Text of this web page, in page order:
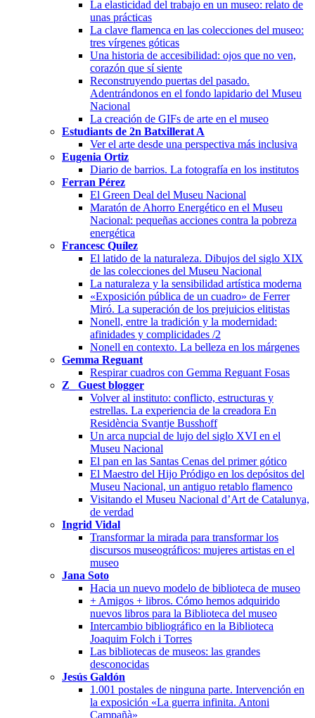
La elasticidad del trabajo en un museo: relato de
unas prácticas
La clave flamenca en las colecciones del museo:
tres vírgenes góticas
Una historia de accesibilidad: ojos que no ven,
corazón que sí siente
Reconstruyendo puertas del pasado.
Adentrándonos en el fondo lapidario del Museu
Nacional
La creación de GIFs de arte en el museo
Estudiants de 2n Batxillerat A
Ver el arte desde una perspectiva más inclusiva
Eugenia Ortiz
Diario de barrios. La fotografía en los institutos
Ferran Pérez
El Green Deal del Museu Nacional
Maratón de Ahorro Energético en el Museu
Nacional: pequeñas acciones contra la pobreza
energética
Francesc Quílez
El latido de la naturaleza. Dibujos del siglo XIX
de las colecciones del Museu Nacional
La naturaleza y la sensibilidad artística moderna
«Exposición pública de un cuadro» de Ferrer
Miró. La superación de los prejuicios elitistas
Nonell, entre la tradición y la modernidad:
afinidades y complicidades /2
Nonell en contexto. La belleza en los márgenes
Gemma Reguant
Respirar cuadros con Gemma Reguant Fosas
Z_ Guest blogger
Volver al instituto: conflicto, estructuras y
estrellas. La experiencia de la creadora En
Residència Svantje Busshoff
Un arca nupcial de lujo del siglo XVI en el
Museu Nacional
El pan en las Santas Cenas del primer gótico
El Maestro del Hijo Pródigo en los depósitos del
Museu Nacional, un antiguo retablo flamenco
Visitando el Museu Nacional d’Art de Catalunya,
de verdad
Ingrid Vidal
Transformar la mirada para transformar los
discursos museográficos: mujeres artistas en el
museo
Jana Soto
Hacia un nuevo modelo de biblioteca de museo
+ Amigos + libros. Cómo hemos adquirido
nuevos libros para la Biblioteca del museo
Intercambio bibliográfico en la Biblioteca
Joaquim Folch i Torres
Las bibliotecas de museos: las grandes
desconocidas
Jesús Galdón
1.001 postales de ninguna parte. Intervención en
la exposición «La guerra infinita. Antoni
Campañà»